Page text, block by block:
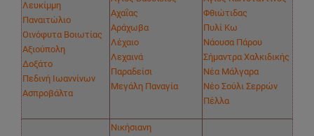
Λευκίμμη
Παναιτώλιο
Οινόφυτα Βοιωτίας
Αξιούπολη
Δοξάτο
Πεδινή Ιωαννίνων
Ασπροβάλτα
Αχαΐας
Αράχωβα
Λέχαιο
Λεχαινά
Παραδείσι
Μεγάλη Παναγία
Φθιώτιδας
Πυλί Κω
Νάουσα Πάρου
Σήμαντρα Χαλκιδικής
Νέα Μάλγαρα
Νέο Σούλι Σερρών
Πέλλα
Νικήσιανη